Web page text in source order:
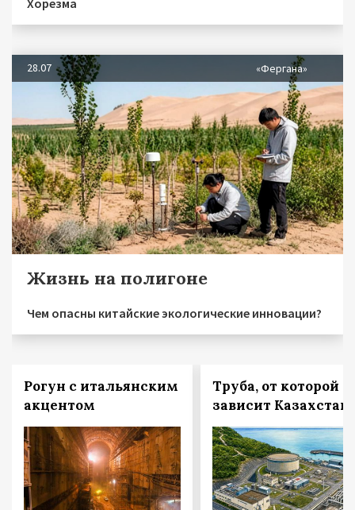
28.07 «Фергана»
Жизнь на полигоне
Чем опасны китайские экологические инновации?
Рогун с итальянским
акцентом
Труба, от которой
зависит Казахстан